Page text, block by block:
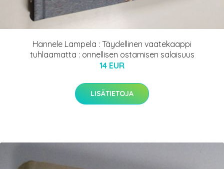
Hannele Lampela : Täydellinen vaatekaappi
tuhlaamatta : onnellisen ostamisen salaisuus
14 EUR
LISÄTIETOJA